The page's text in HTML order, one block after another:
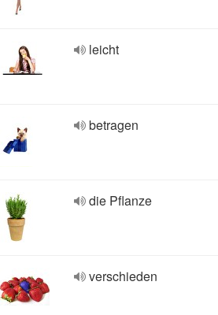
leicht
betragen
die Pflanze
verschieden